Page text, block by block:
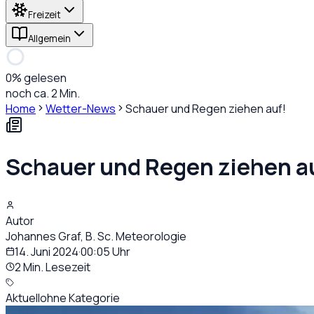
Freizeit
Allgemein
0% gelesen
noch ca. 2 Min.
Home
Wetter-News Schauer und Regen ziehen auf!
Schauer und Regen ziehen
Autor
Johannes Graf, B. Sc. Meteorologie
14. Juni 2024·00:05Uhr
2 Min. Lesezeit
Aktuellohne Kategorie